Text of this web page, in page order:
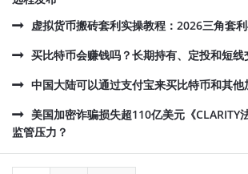
虚拟货币搬砖套利实操教程：2026三角套
买比特币会赚钱吗？长期持有、定投和短
中国大陆可以通过支付宝来买比特币和其他
美国加密诈骗损失超110亿美元《CLARITY
监管压力？
侧